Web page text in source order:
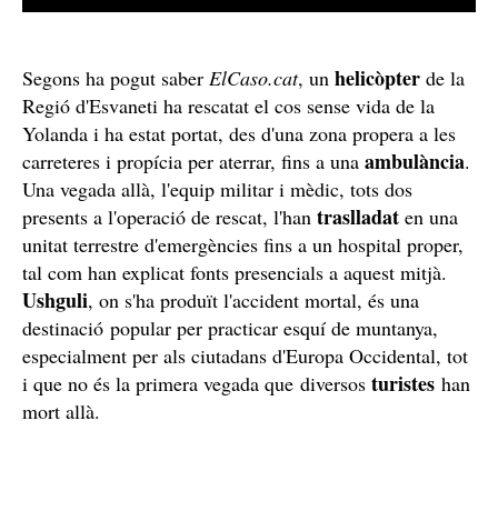
Segons ha pogut saber ElCaso.cat, un helicòpter de la
Regió d'Esvaneti ha rescatat el cos sense vida de la
Yolanda i ha estat portat, des d'una zona propera a les
carreteres i propícia per aterrar, fins a una ambulància.
Una vegada allà, l'equip militar i mèdic, tots dos
presents a l'operació de rescat, l'han traslladat en una
unitat terrestre d'emergències fins a un hospital proper,
tal com han explicat fonts presencials a aquest mitjà.
Ushguli, on s'ha produït l'accident mortal, és una
destinació popular per practicar esquí de muntanya,
especialment per als ciutadans d'Europa Occidental, tot
i que no és la primera vegada que diversos turistes han
mort allà.